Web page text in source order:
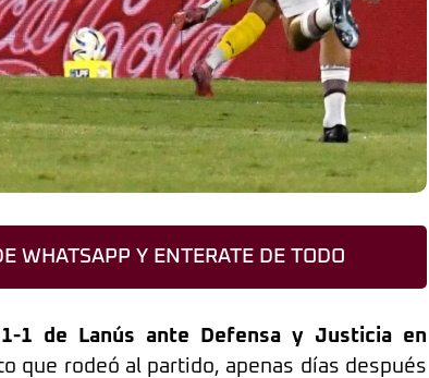
WHATSAPP Y ENTERATE DE TODO
1 de Lanús ante Defensa y Justicia en
que rodeó al partido, apenas días después